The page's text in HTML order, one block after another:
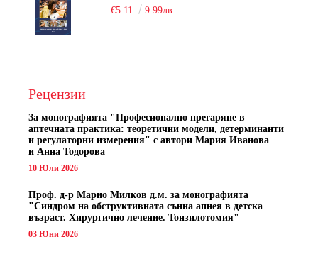
€5.11
9.99лв.
Рецензии
За монографията "Професионално прегаряне в
аптечната практика: теоретични модели, детерминанти
и регулаторни измерения" с автори Мария Иванова
и Анна Тодорова
10 Юли 2026
Проф. д-р Марио Милков д.м. за монографията
"Синдром на обструктивната сънна апнея в детска
възраст. Хирургично лечение. Тонзилотомия"
03 Юни 2026